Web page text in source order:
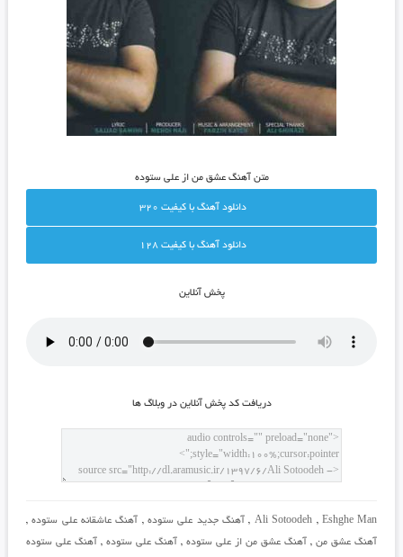
متن آهنگ عشق من از علی ستوده
دانلود آهنگ با کيفيت 320
دانلود آهنگ با کيفيت 128
پخش آنلاين
دريافت کد پخش آنلاين در وبلاگ ها
Ali Sotoodeh , Eshghe Man
, آهنگ جدید علی ستوده, آهنگ عاشقانه علی ستوده,
آهنگ عشق من, آهنگ عشق من از علی ستوده, آهنگ علی ستوده , آهنگ علی ستوده